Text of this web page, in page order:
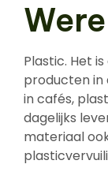
Plastic. Het
producten
in cafés,
dagelijks
materiaal